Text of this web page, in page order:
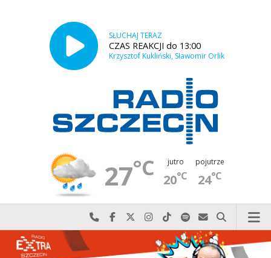
SŁUCHAJ TERAZ
CZAS REAKCJI do 13:00
Krzysztof Kukliński, Sławomir Orlik
27°C jutro
20°C
pojutrze
24°C
Najlepiej po prostu do nas zadzwoń
Odwiedź nas na Facebook-u
Odwiedź nas na X
Odwiedź nas na Instagram-ie
Odwiedź nas na TikTok-u
Szukaj nas na Spotify
Wyślij do nas
Szukaj